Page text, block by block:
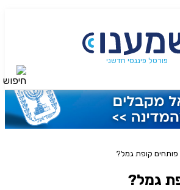
פורטל פיננסי חדשני
פותחים קופת גמל?
גמל?
שמענו ותיהנו
תוכן, דברי פרסומת או עדכונים
הדוא"ל, מסרונים או טלפון
חיפוש